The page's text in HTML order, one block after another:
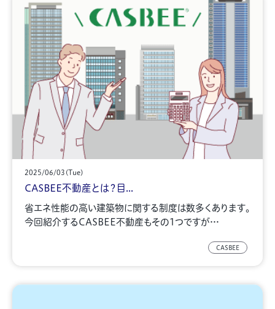
2025/06/03(Tue)
CASBEE不動産とは？目...
省エネ性能の高い建築物に関する制度は数多くあります。
今回紹介するCASBEE不動産もその1つですが…
CASBEE